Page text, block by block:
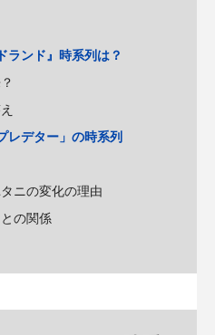
ランド』時系列は？
レデター」の時系列
ニの変化の理由
との関係